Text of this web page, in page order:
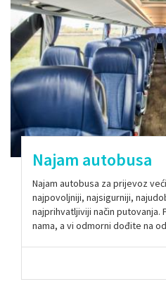
Najam autobusa
Najam autobusa za prijevoz
najpovoljniji, najsigurniji,
najprihvatljiviji način putovanja.
nama, a vi odmorni dođite na